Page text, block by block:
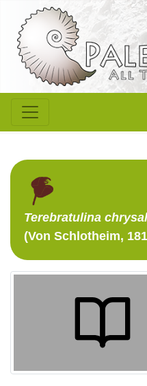
Terebratulina
(Von Schlotheim,